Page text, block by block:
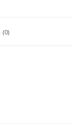
(0)